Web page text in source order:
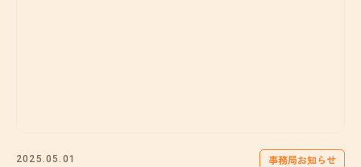
2025.05.01 事務局お知らせ